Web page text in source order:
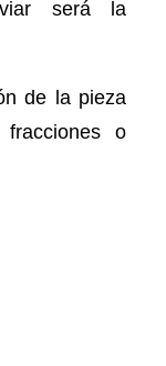
será la
de la pieza
o